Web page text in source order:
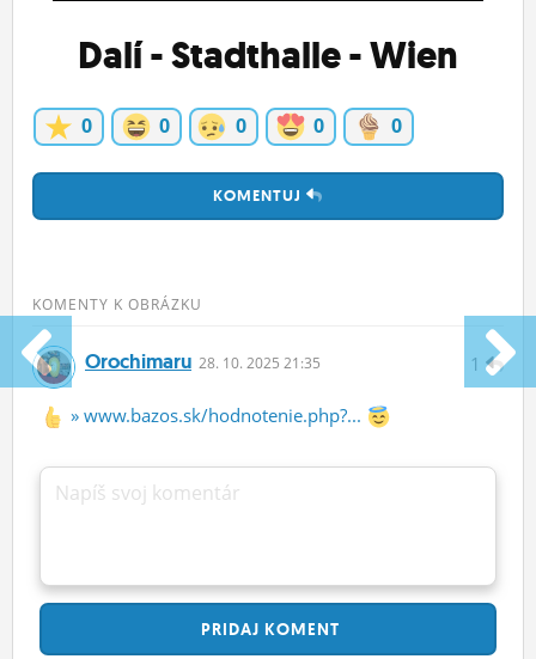
Dalí - Stadthalle - Wien
0 0 0 0 0
KOMENTUJ
KOMENTY K OBRÁZKU
1
Orochimaru 28. 10. 2025 21:35
» www.bazos.sk/hodnotenie.php?...
Napíš svoj komentár
PRIDAJ KOMENT